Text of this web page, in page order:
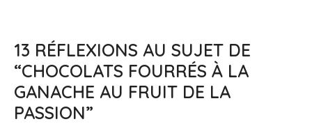
13 RÉFLEXIONS AU SUJET DE
“CHOCOLATS FOURRÉS À LA
GANACHE AU FRUIT DE LA
PASSION”